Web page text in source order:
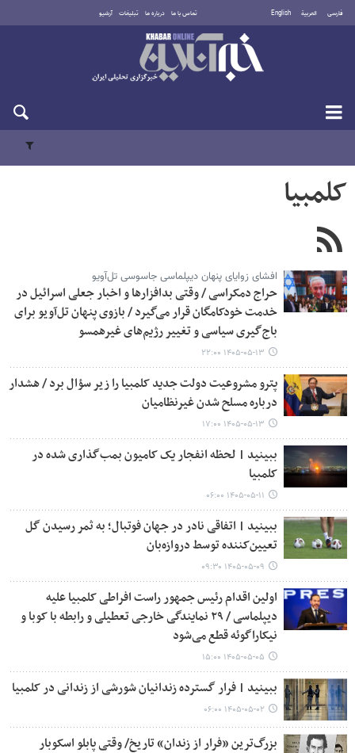
فارسی العربية English تماس با ما درباره ما تبلیغات آرشیو
پنجشنبه ۱۵ مرداد ۱۴۰۵
کلمبیا
افشای زوایای پنهان دیپلماسی جاسوسی تل‌آویو
حراج دمکراسی / وقتی بدافزارها و اخبار جعلی اسرائیل در
خدمت خودکامگان قرار می‌گیرد / بازوی پنهان تل‌آویو برای
باج‌گیری سیاسی و تغییر رژیم‌های غیرهمسو
۱۴۰۵-۰۵-۱۳ ۲۲:۰۰
پترو مشروعیت دولت جدید کلمبیا را زیر سؤال برد / هشدار
درباره مسلح شدن غیرنظامیان
۱۴۰۵-۰۵-۱۳ ۱۷:۰۰
ببینید | لحظه انفجار یک کامیون بمب‌گذاری شده در
کلمبیا
۱۴۰۵-۰۵-۱۱ ۰۶:۰۰
ببینید | اتفاقی نادر در جهان فوتبال؛ به ثمر رسیدن گل
تعیین‌کننده توسط دروازه‌بان
۱۴۰۵-۰۵-۰۹ ۰۹:۳۰
اولین اقدام رئیس جمهور راست افراطی کلمبیا علیه
دیپلماسی / ۲۹ نمایندگی خارجی تعطیلی و رابطه با کوبا و
نیکاراگوئه قطع می‌شود
۱۴۰۵-۰۵-۰۵ ۱۵:۰۰
ببینید | فرار گسترده زندانیان شورشی از زندانی در کلمبیا
۱۴۰۵-۰۵-۰۲ ۰۶:۰۰
بزرگ‌ترین «فرار از زندان» تاریخ/ وقتی پابلو اسکوبار